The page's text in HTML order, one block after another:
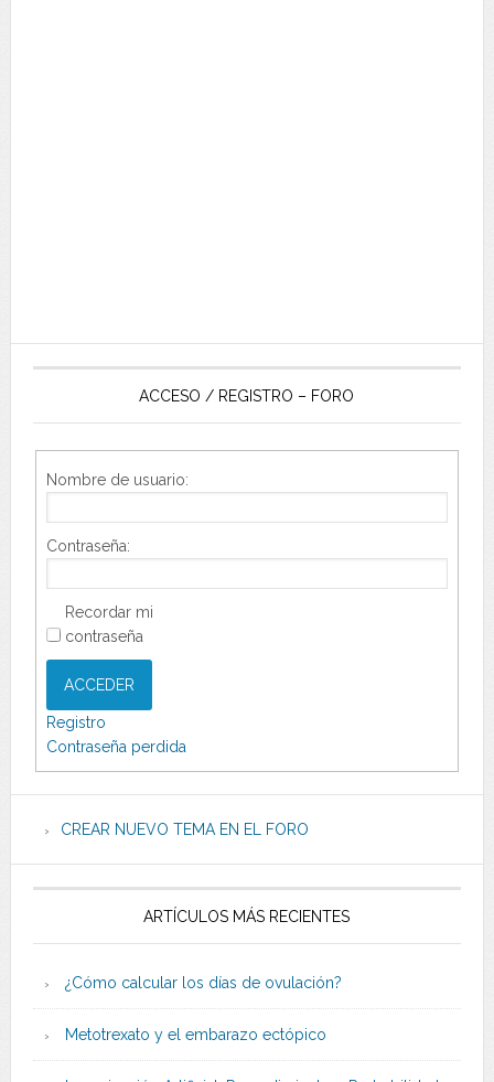
ACCESO / REGISTRO – FORO
Nombre de usuario:
Contraseña:
Recordar mi
contraseña
ACCEDER
Registro
Contraseña perdida
CREAR NUEVO TEMA EN EL FORO
ARTÍCULOS MÁS RECIENTES
¿Cómo calcular los días de ovulación?
Metotrexato y el embarazo ectópico